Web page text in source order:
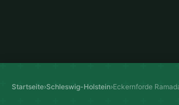
Startseite›Schleswig-Holstein›